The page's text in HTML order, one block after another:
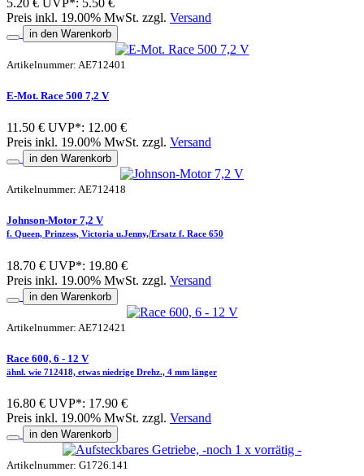
5.20 € UVP*: 5.50 €
Preis inkl. 19.00% MwSt. zzgl. Versand
in den Warenkorb
Artikelnummer: AE712401
E-Mot. Race 500 7,2 V
11.50 € UVP*: 12.00 €
Preis inkl. 19.00% MwSt. zzgl. Versand
in den Warenkorb
Artikelnummer: AE712418
Johnson-Motor 7,2 V
f. Queen, Prinzess, Victoria u.Jenny,/Ersatz f. Race 650
18.70 € UVP*: 19.80 €
Preis inkl. 19.00% MwSt. zzgl. Versand
in den Warenkorb
Artikelnummer: AE712421
Race 600, 6 - 12 V
ähnl. wie 712418, etwas niedrige Drehz., 4 mm länger
16.80 € UVP*: 17.90 €
Preis inkl. 19.00% MwSt. zzgl. Versand
in den Warenkorb
Artikelnummer: G1726.141